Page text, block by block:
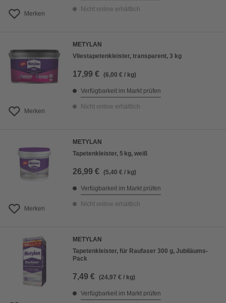
Merken
Nicht online erhältlich
Merken
METYLAN
Vliestapetenkleister, transparent, 3 kg
17,99 € (6,00 € / kg)
Verfügbarkeit im Markt prüfen
Nicht online erhältlich
Merken
METYLAN
Tapetenkleister, 5 kg, weiß
26,99 € (5,40 € / kg)
Verfügbarkeit im Markt prüfen
Nicht online erhältlich
METYLAN
Tapetenkleister, für Raufaser 300 g, Jubiläums-
Pack
7,49 € (24,97 € / kg)
Verfügbarkeit im Markt prüfen